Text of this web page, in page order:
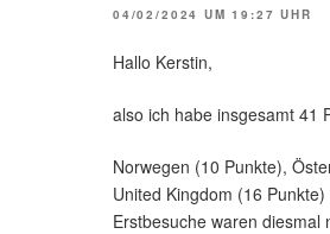
04/02/2024 UM 19:27 UHR
Hallo Kerstin,
also ich habe insgesamt 41
Norwegen (10 Punkte),
United Kingdom (16
Erstbesuche waren diesmal